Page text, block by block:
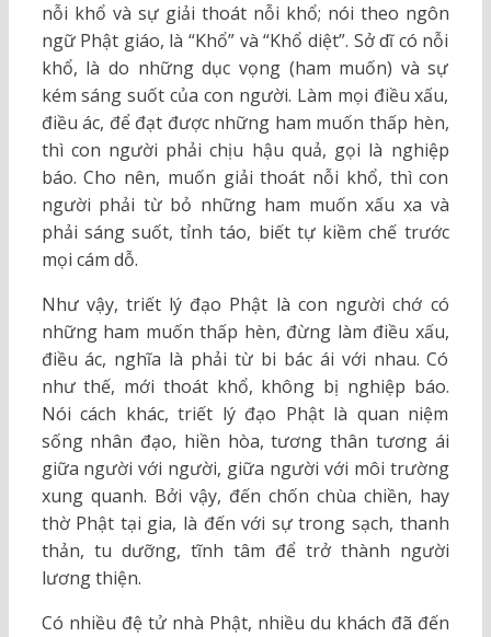
nỗi khổ và sự giải thoát nỗi khổ; nói theo ngôn
ngữ Phật giáo, là “Khổ” và “Khổ diệt”. Sở dĩ có nỗi
khổ, là do những dục vọng (ham muốn) và sự
kém sáng suốt của con người. Làm mọi điều xấu,
điều ác, để đạt được những ham muốn thấp hèn,
thì con người phải chịu hậu quả, gọi là nghiệp
báo. Cho nên, muốn giải thoát nỗi khổ, thì con
người phải từ bỏ những ham muốn xấu xa và
phải sáng suốt, tỉnh táo, biết tự kiềm chế trước
mọi cám dỗ.
Như vậy, triết lý đạo Phật là con người chớ có
những ham muốn thấp hèn, đừng làm điều xấu,
điều ác, nghĩa là phải từ bi bác ái với nhau. Có
như thế, mới thoát khổ, không bị nghiệp báo.
Nói cách khác, triết lý đạo Phật là quan niệm
sống nhân đạo, hiền hòa, tương thân tương ái
giữa người với người, giữa người với môi trường
xung quanh. Bởi vậy, đến chốn chùa chiền, hay
thờ Phật tại gia, là đến với sự trong sạch, thanh
thản, tu dưỡng, tĩnh tâm để trở thành người
lương thiện.
Có nhiều đệ tử nhà Phật, nhiều du khách đã đến